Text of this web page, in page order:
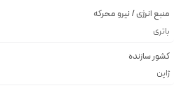
منبع انرژی / نیرو محرکه
باتری
کشور سازنده
ژاپن